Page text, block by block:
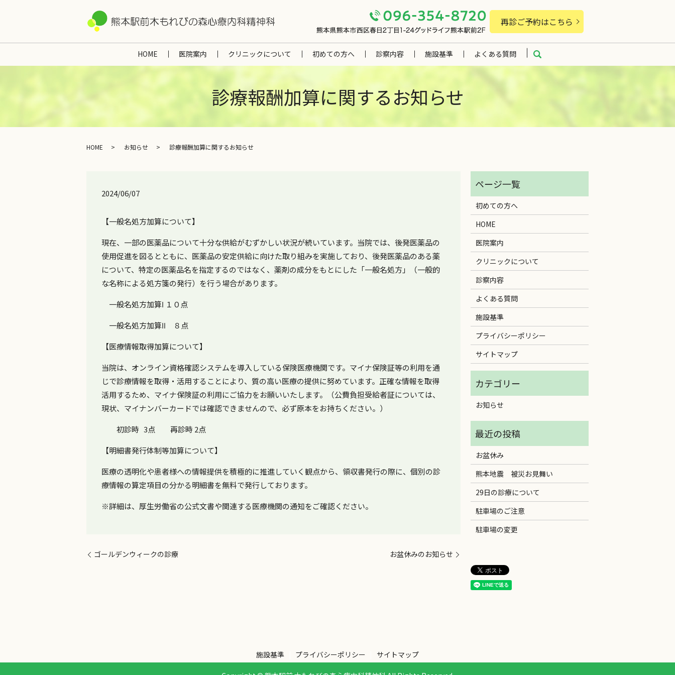
再診ご予約はこちら
HOME 医院案内 クリニックについて 初めての方へ 診察内容 施設基準 よくある質問 search
診療報酬加算に関するお知らせ
HOME お知らせ 診療報酬加算に関するお知らせ
2024/06/07
【一般名処方加算について】
現在、一部の医薬品について十分な供給がむずかしい状況が続いています。当院では、後発医薬品の
使用促進を図るとともに、医薬品の安定供給に向けた取り組みを実施しており、後発医薬品のある薬
について、特定の医薬品名を指定するのではなく、薬剤の成分をもとにした「一般名処方」（一般的
な名称による処方箋の発行）を行う場合があります。
一般名処方加算Ⅰ １０点
一般名処方加算Ⅱ ８点
【医療情報取得加算について】
当院は、オンライン資格確認システムを導入している保険医療機関です。マイナ保険証等の利用を通
じで診療情報を取得・活用することにより、質の高い医療の提供に努めています。正確な情報を取得
活用するため、マイナ保険証の利用にご協力をお願いいたします。（公費負担受給者証については、
現状、マイナンバーカードでは確認できませんので、必ず原本をお持ちください。）
初診時 3点 再診時 2点
【明細書発行体制等加算について】
医療の透明化や患者様への情報提供を積極的に推進していく観点から、領収書発行の際に、個別の診
療情報の算定項目の分かる明細書を無料で発行しております。
※詳細は、厚生労働省の公式文書や関連する医療機関の通知をご確認ください。
ゴールデンウィークの診療 お盆休みのお知らせ
初めての方へ
HOME
医院案内
クリニックについて
診察内容
よくある質問
施設基準
プライバシーポリシー
サイトマップ
お知らせ
お盆休み
熊本地震 被災お見舞い
29日の診療について
駐車場のご注意
駐車場の変更
施設基準 プライバシーポリシー サイトマップ